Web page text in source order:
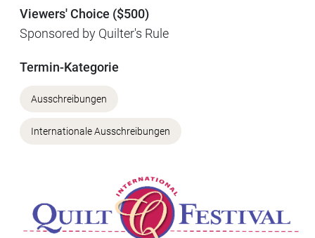
Viewers' Choice ($500)
Sponsored by Quilter's Rule
Termin-Kategorie
Ausschreibungen
Internationale Ausschreibungen